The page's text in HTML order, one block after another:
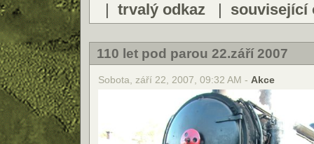
| trvalý odkaz | související
110 let pod parou 22.září 2007
Sobota, září 22, 2007, 09:32 AM - Akce